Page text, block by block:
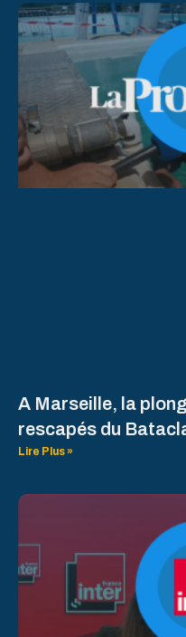
A Marseille, la
rescapés du
Lire Plus »